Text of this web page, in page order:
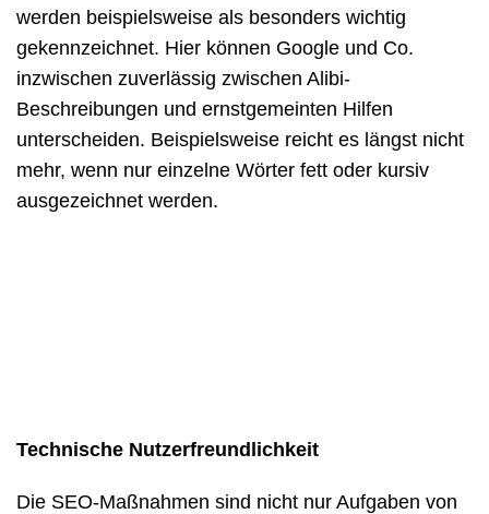
werden beispielsweise als besonders wichtig
gekennzeichnet. Hier können Google und Co.
inzwischen zuverlässig zwischen Alibi-
Beschreibungen und ernstgemeinten Hilfen
unterscheiden. Beispielsweise reicht es längst nicht
mehr, wenn nur einzelne Wörter fett oder kursiv
ausgezeichnet werden.
Technische Nutzerfreundlichkeit
Die SEO-Maßnahmen sind nicht nur Aufgaben von